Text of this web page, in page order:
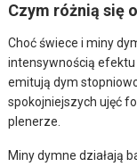
Czym różnią się
Choć świece i miny
intensywnością efektu
emitują dym
spokojniejszych ujęć
plenerze.
Miny dymne działają